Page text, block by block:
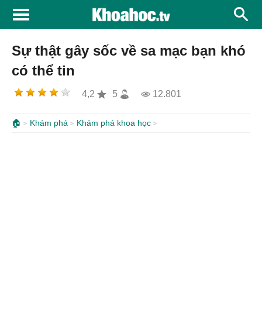
Sự thật gây sốc về sa mạc bạn khó
có thể tin
4,2 5 12.801
🏠 Khám phá Khám phá khoa học